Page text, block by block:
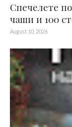
Спечелете
чаши и 100
August 10, 2026